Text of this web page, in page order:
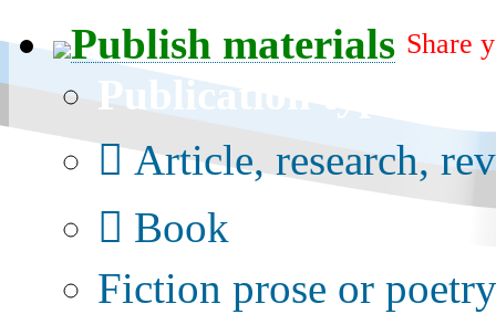
Publish materials Share
Publication type?
Article, research,
Book
Fiction prose or poetry